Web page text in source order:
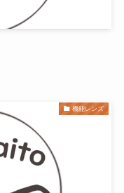
機能レンズ